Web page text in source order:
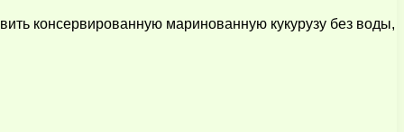
консервированную маринованную кукурузу без воды,